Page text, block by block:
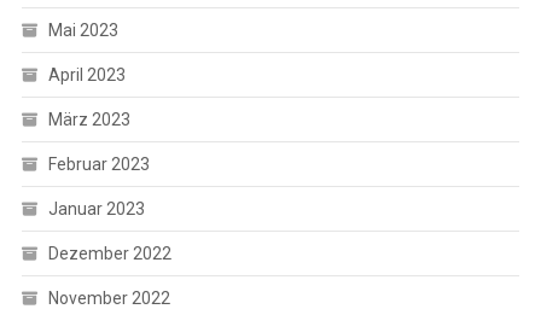
Mai 2023
April 2023
März 2023
Februar 2023
Januar 2023
Dezember 2022
November 2022